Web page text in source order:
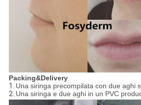
Packing&Delivery
1. Una siringa precompilata con due aghi
2. Una siringa e due aghi in un PVC